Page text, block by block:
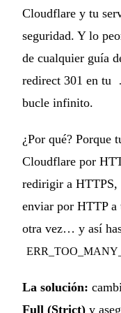
Cloudflare y tu
seguridad. Y lo
de cualquier guía
redirect 301 en tu
bucle infinito.
¿Por qué? Porque
Cloudflare por
redirigir a HTTPS,
enviar por HTTP
otra vez… y así
La solución:
Full (Strict) y